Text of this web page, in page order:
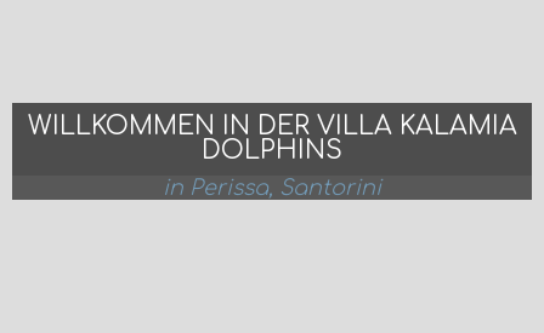
WILLKOMMEN IN DER VILLA KALAMIA
DOLPHINS
in Perissa, Santorini